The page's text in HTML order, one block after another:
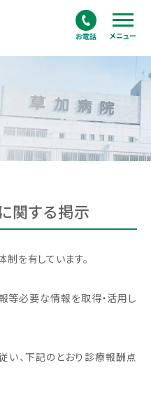
メニュー
関する掲示
を有しています。
等必要な情報を取得・活用し
、下記のとおり診療報酬点